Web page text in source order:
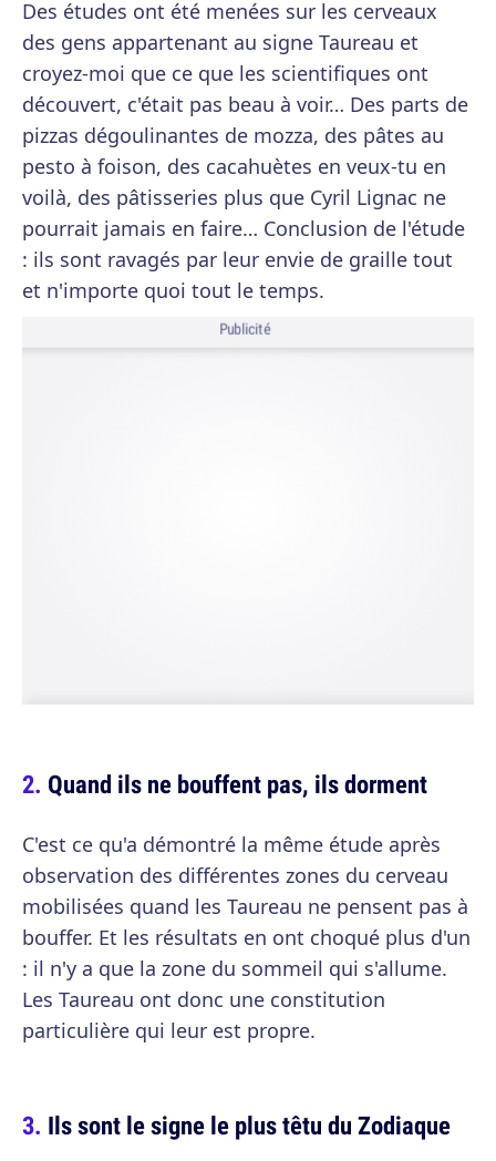
Des études ont été menées sur les cerveaux
des gens appartenant au signe Taureau et
croyez-moi que ce que les scientifiques ont
découvert, c'était pas beau à voir… Des parts de
pizzas dégoulinantes de mozza, des pâtes au
pesto à foison, des cacahuètes en veux-tu en
voilà, des pâtisseries plus que Cyril Lignac ne
pourrait jamais en faire… Conclusion de l'étude
: ils sont ravagés par leur envie de graille tout
et n'importe quoi tout le temps.
Publicité
Quand ils ne bouffent pas, ils dorment
C'est ce qu'a démontré la même étude après
observation des différentes zones du cerveau
mobilisées quand les Taureau ne pensent pas à
bouffer. Et les résultats en ont choqué plus d'un
: il n'y a que la zone du sommeil qui s'allume.
Les Taureau ont donc une constitution
particulière qui leur est propre.
Ils sont le signe le plus têtu du Zodiaque